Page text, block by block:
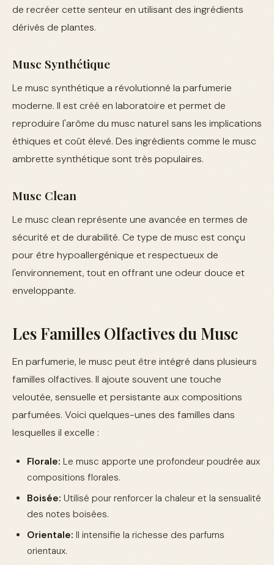
de recréer cette senteur en utilisant des ingrédients
dérivés de plantes.
Musc Synthétique
Le musc synthétique a révolutionné la parfumerie
moderne. Il est créé en laboratoire et permet de
reproduire l'arôme du musc naturel sans les implications
éthiques et coût élevé. Des ingrédients comme le musc
ambrette synthétique sont très populaires.
Musc Clean
Le musc clean représente une avancée en termes de
sécurité et de durabilité. Ce type de musc est conçu
pour être hypoallergénique et respectueux de
l'environnement, tout en offrant une odeur douce et
enveloppante.
Les Familles Olfactives du Musc
En parfumerie, le musc peut être intégré dans plusieurs
familles olfactives. Il ajoute souvent une touche
veloutée, sensuelle et persistante aux compositions
parfumées. Voici quelques-unes des familles dans
lesquelles il excelle :
Florale: Le musc apporte une profondeur poudrée aux
compositions florales.
Boisée: Utilisé pour renforcer la chaleur et la sensualité
des notes boisées.
Orientale: Il intensifie la richesse des parfums
orientaux.